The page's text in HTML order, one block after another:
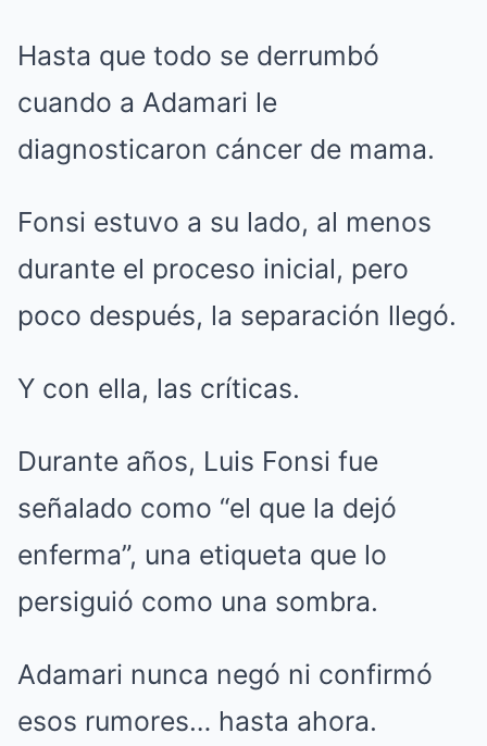
Hasta que todo se derrumbó
cuando a Adamari le
diagnosticaron cáncer de mama.
Fonsi estuvo a su lado, al menos
durante el proceso inicial, pero
poco después, la separación llegó.
Y con ella, las críticas.
Durante años, Luis Fonsi fue
señalado como “el que la dejó
enferma”, una etiqueta que lo
persiguió como una sombra.
Adamari nunca negó ni confirmó
esos rumores… hasta ahora.